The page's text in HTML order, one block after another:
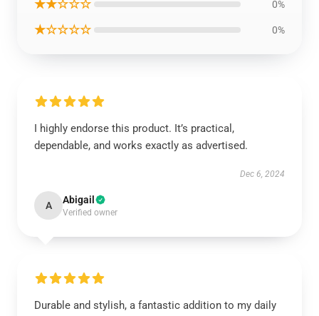
★★☆☆☆ 0%
★☆☆☆☆ 0%
I highly endorse this product. It’s practical,
dependable, and works exactly as advertised.
Dec 6, 2024
A Abigail
Verified owner
Durable and stylish, a fantastic addition to my daily